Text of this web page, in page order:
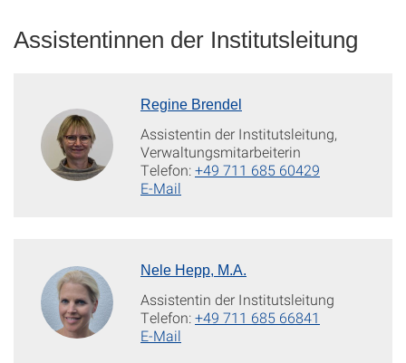
Assistentinnen der Institutsleitung
Regine Brendel
Assistentin der Institutsleitung,
Verwaltungsmitarbeiterin
Telefon:+49 711 685 60429
E-Mail
Nele Hepp, M.A.
Assistentin der Institutsleitung
Telefon:+49 711 685 66841
E-Mail